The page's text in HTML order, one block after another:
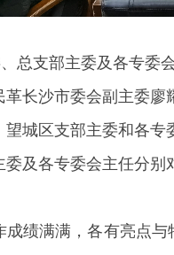
总支部主委及各专
长沙市委会副主委
城区支部主委和各专
及各专委会主任分
绩满满，各有亮点